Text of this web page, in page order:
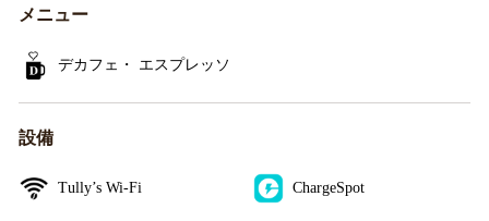
メニュー
デカフェ・ エスプレッソ
設備
Tully’s Wi-Fi ChargeSpot